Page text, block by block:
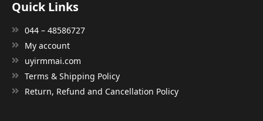
Quick Links
044 – 48586727
My account
uyirmmai.com
Terms & Shipping Policy
Return, Refund and Cancellation Policy